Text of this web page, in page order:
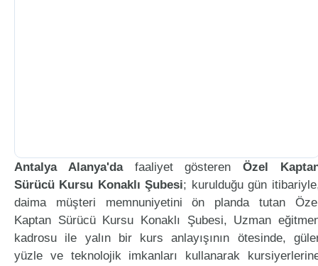
Antalya Alanya'dafaaliyet gösterenÖzel
Sürücü Kursu Konaklı Şubesi; kurulduğu gün
daima müşteri memnuniyetini ön planda tutan
Kaptan Sürücü Kursu Konaklı Şubesi, Uzman
kadrosu ile yalın bir kurs anlayışının ötesinde,
yüzle ve teknolojik imkanları kullanarak